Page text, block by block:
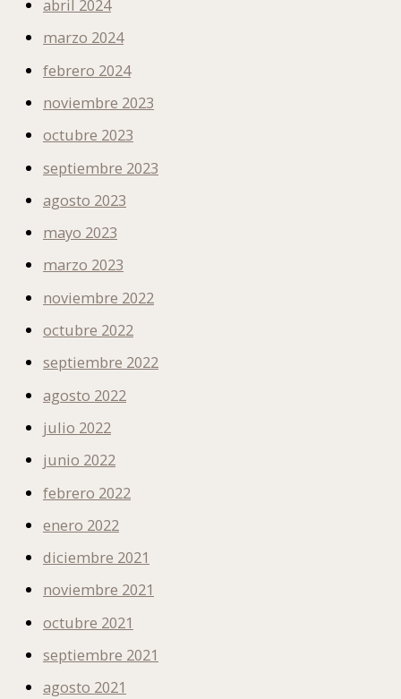
abril 2024
marzo 2024
febrero 2024
noviembre 2023
octubre 2023
septiembre 2023
agosto 2023
mayo 2023
marzo 2023
noviembre 2022
octubre 2022
septiembre 2022
agosto 2022
julio 2022
junio 2022
febrero 2022
enero 2022
diciembre 2021
noviembre 2021
octubre 2021
septiembre 2021
agosto 2021